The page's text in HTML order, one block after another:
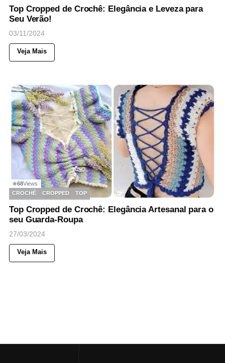
Top Cropped de Crochê: Elegância e Leveza para
Seu Verão!
03/11/2024
Veja Mais
◉68Views
CROCHÊ
CROPPED TOP
Top Cropped de Crochê: Elegância Artesanal para o
seu Guarda-Roupa
27/03/2024
Veja Mais